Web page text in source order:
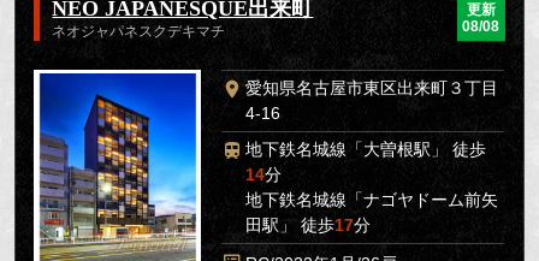
NEO JAPANESQUE出来町
ネオジャパネスクデキマチ
更新
08/08
愛知県名古屋市東区出来町３丁目
4-16
地下鉄名城線「大曽根駅」 徒歩
14分
地下鉄名城線「ナゴヤドーム前矢
田駅」 徒歩17分